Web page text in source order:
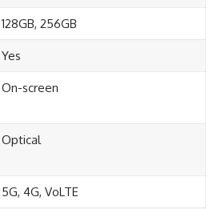
128GB, 256GB
Yes
On-screen
Optical
5G, 4G, VoLTE